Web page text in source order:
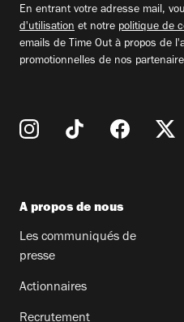
En entrant votre adresse mail,
d'utilisation et notre politique de
emails de Time Out à propos de
promotionnelles de nos
A propos de nous
Les communiqués de
presse
Actionnaires
Recrutement